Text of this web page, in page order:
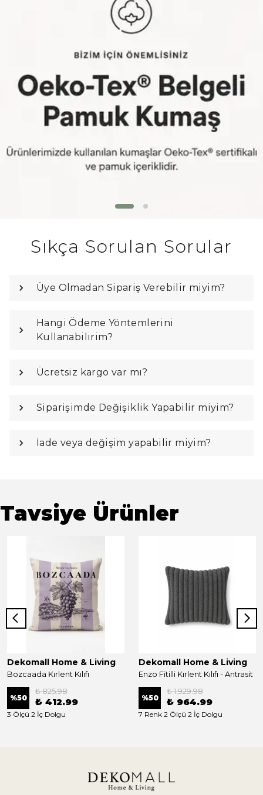
Sıkça Sorulan Sorular
Üye Olmadan Sipariş Verebilir miyim?
Hangi Ödeme Yöntemlerini
Kullanabilirim?
Ücretsiz kargo var mı?
Siparişimde Değişiklik Yapabilir miyim?
İade veya değişim yapabilir miyim?
Tavsiye Ürünler
Dekomall Home & Living
Bozcaada Kırlent Kılıfı
%50
₺ 825.98
₺ 412.99
3 Ölçü 2 İç Dolgu
Dekomall Home & Living
Enzo Fitilli Kırlent Kılıfı - Antrasit
%50
₺ 1,929.98
₺ 964.99
7 Renk 2 Ölçü 2 İç Dolgu